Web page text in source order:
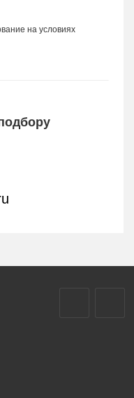
на условиях